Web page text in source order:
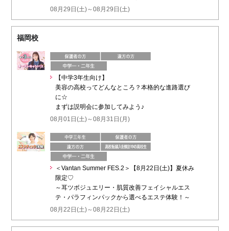
08月29日(土)～08月29日(土)
福岡校
【中学3年生向け】
美容の高校ってどんなところ？本格的な進路選び
に☆
まずは説明会に参加してみよう♪
08月01日(土)～08月31日(月)
＜Vantan Summer FES.2＞【8月22日(土)】夏休み
限定♡
～耳ツボジュエリー・肌質改善フェイシャルエス
テ・パラフィンパックから選べるエステ体験！～
08月22日(土)～08月22日(土)